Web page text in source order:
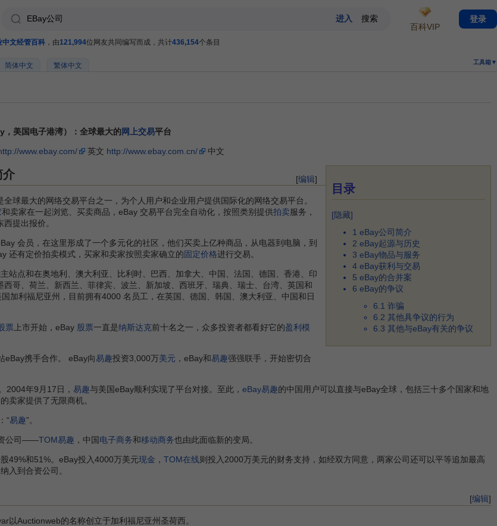
中文经管百科 ，由121,994位网友共同编写而成，共计436,154个条目
简体中文 繁体中文 工具箱▼
，美国电子港湾）：全球最大的网上交易平台
www.ebay.com/ 英文 http://www.ebay.com.cn/ 中文
目录
[隐藏]
1 eBay公司简介
2 eBay起源与历史
3 eBay物品与服务
4 eBay获利与交易
5 eBay的合并案
6 eBay的争议
6.1 诈骗
6.2 其他具争议的行为
6.3 其他与eBay有关的争议
[编辑]
介
最大的网络交易平台之一，为个人用户和企业用户提供国际化的网络交易平台。
和卖家在一起浏览、买卖商品，eBay 交易平台完全自动化，按照类别提供拍卖服务，
提出报价。
会员，在这里形成了一个多元化的社区，他们买卖上亿种商品，从电器到电脑，到
还有定价拍卖模式，买家和卖家按照卖家确立的固定价格进行交易。
点和在奥地利、澳大利亚、比利时、巴西、加拿大、中国、法国、德国、香港、印
哥、荷兰、新西兰、菲律宾、波兰、新加坡、西班牙、瑞典、瑞士、台湾、英国和
加利福尼亚州，目前拥有4000 名员工，在英国、德国、韩国、澳大利亚、中国和日
票 上市开始，eBay 股票一直是纳斯达克前十名之一，众多投资者都看好它的盈利模
eBay携手合作。 eBay向易趣投资3,000万美元 ，eBay和易趣强强联手，开始密切合
2004年9月17日， 易趣与美国eBay顺利实现了平台对接。至此， eBay易趣的中国用户可以直接与eBay全球，包括三十多个国家和地
卖家提供了无限商机。
“易趣”。
公司——TOM易趣 ，中国电子商务和移动商务也由此面临新的变局。
49%和51%。eBay投入4000万美元现金 ， TOM在线则投入2000万美元的财务支持，如经双方同意，两家公司还可以平等追加最高
纳入到合资公司。
[编辑]
Auctionweb的名称创立于加利福尼亚州圣荷西。
百科VIP
登录